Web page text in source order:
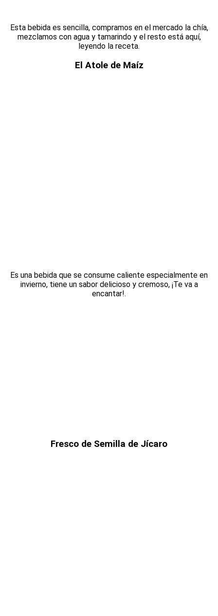
Esta bebida es sencilla, compramos en el mercado la chía,
mezclamos con agua y tamarindo y el resto está aquí,
leyendo la receta.
El Atole de Maíz
Es una bebida que se consume caliente especialmente en
invierno, tiene un sabor delicioso y cremoso, ¡Te va a
encantar!.
Fresco de Semilla de Jícaro